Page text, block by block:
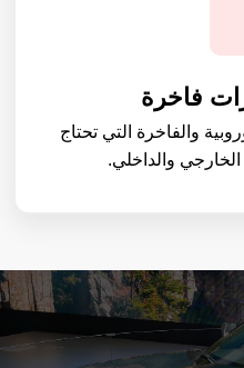
فاخرة
والفاخرة التي تحتاج
الخارجي والداخلي.